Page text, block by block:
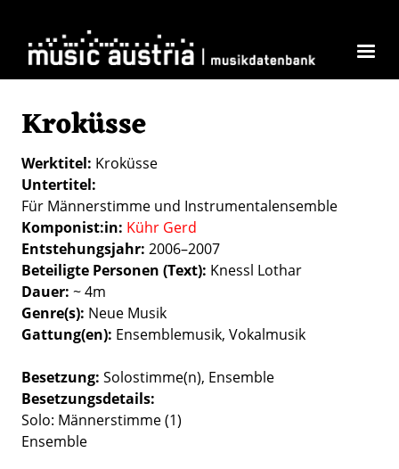
Kroküsse
Werktitel Kroküsse
Untertitel
Für Männerstimme und Instrumentalensemble
Komponist:in Kühr Gerd
Entstehungsjahr 2006–2007
Beteiligte Personen (Text) Knessl Lothar
Dauer ~ 4m
Genre(s) Neue Musik
Gattung(en) Ensemblemusik Vokalmusik
Besetzung Solostimme(n) Ensemble
Besetzungsdetails
Solo: Männerstimme (1)
Ensemble